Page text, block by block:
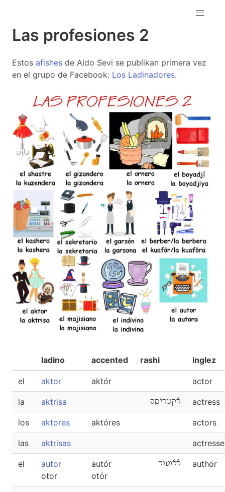
Las profesiones 2
Estos afishes de Aldo Sevi se publikan primera vez
en el grupo de Facebook: Los Ladinadores.
ladino accented rashi inglez
el aktor aktór actor
la aktrisa אקטריסה actress
los aktores aktóres actors
las aktrisas
el
autor
otor
autór
otór
אאוטור author